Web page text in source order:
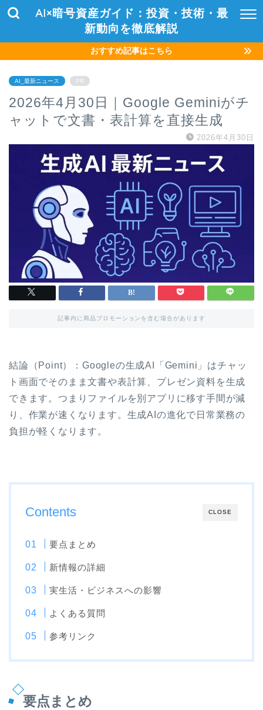
AI×暗号資産ガイド：投資・技術・最
新動向を徹底解説
おすすめ記事はこちら
AI_最新ニュース PR
2026年4月30日｜Google Geminiがチ
ャットで文書・表計算を直接生成
2026年4月30日
記事内に商品プロモーションを含む場合があります
結論（Point）：Googleの生成AI「Gemini」はチャッ
ト画面でそのまま文書や表計算、プレゼン資料を生成
できます。つまりファイルを別アプリに移す手間が減
り、作業が速くなります。生成AIの進化で日常業務の
負担が軽くなります。
CLOSE
Contents
要点まとめ
新情報の詳細
実生活・ビジネスへの影響
よくある質問
参考リンク
要点まとめ